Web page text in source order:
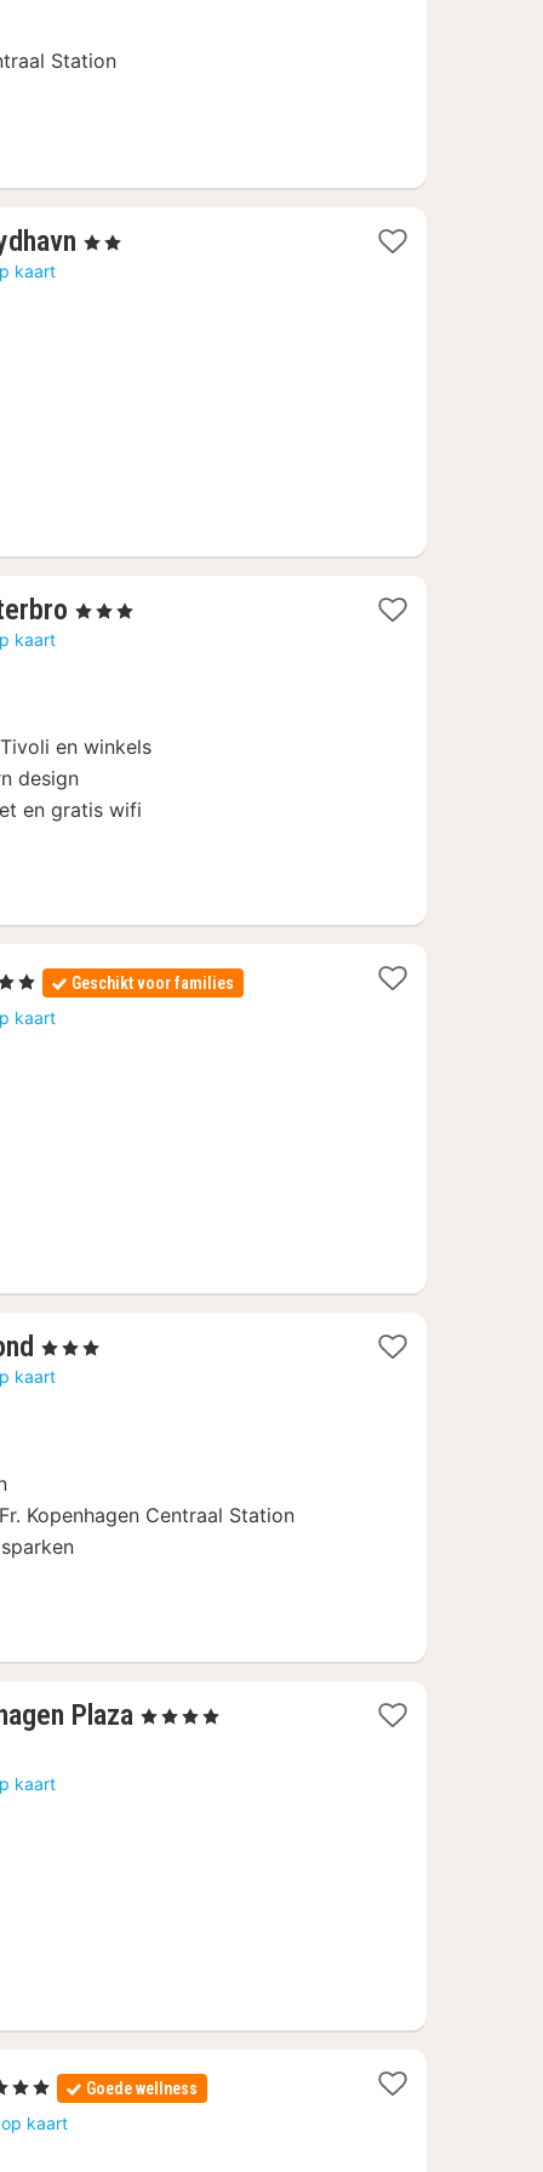
Station
1
, 2 Sterren
kaart
2
, 3 Sterren
kaart
en winkels
design
en gratis wifi
nacht
2 Sterren Geschikt voor families
kaart
1
nacht
, 3 Sterren
kaart
Kopenhagen Centraal Station
Plaza 1
, 4 Sterren
kaart
Sterren Goede wellness
kaart